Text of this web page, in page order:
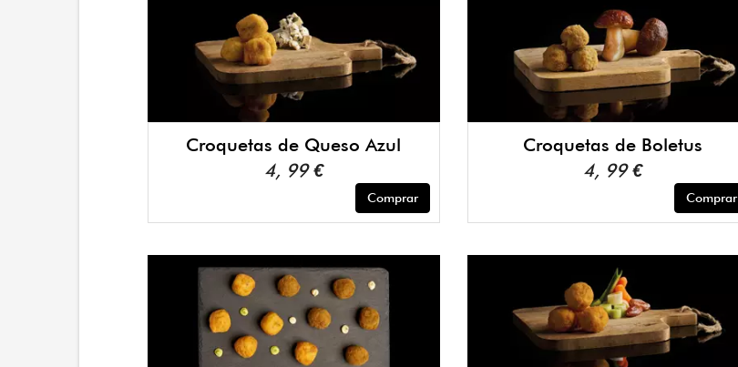
Croquetas de Queso Azul
4, 99 €
Comprar
Croquetas de Boletus
4, 99 €
Comprar